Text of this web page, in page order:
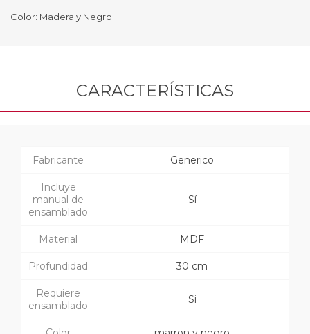
Color: Madera y Negro
CARACTERÍSTICAS
Fabricante Generico
Incluye
manual de
ensamblado
Sí
Material MDF
Profundidad 30 cm
Requiere
ensamblado
Si